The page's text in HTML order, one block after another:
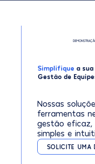
Simplifique a sua
Gestão de
Nossas
ferramentas
gestão
simples e
SOLICITE UMA